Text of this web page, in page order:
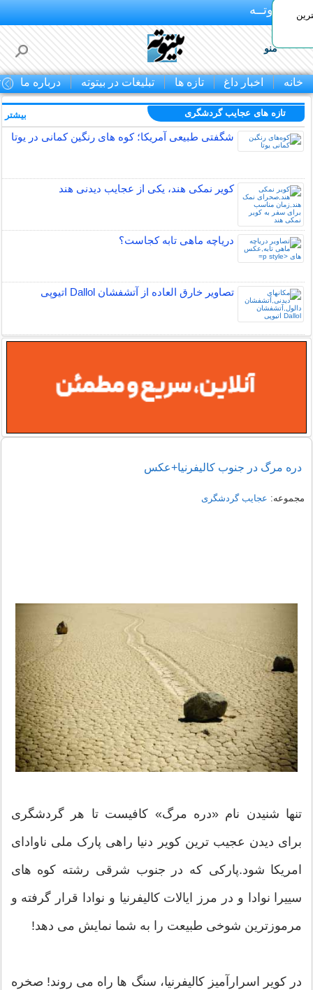
بـیتوتــه
منو
خانه اخبار داغ تازه ها تبلیغات در بیتوته درباره ما
تازه های عجایب گردشگری
شگفتی طبیعی آمریکا؛ کوه های رنگین کمانی در یوتا
کویر نمکی هند، یکی از عجایب دیدنی هند
دریاچه ماهی تابه کجاست؟
تصاویر خارق العاده از آتشفشان Dallol اتیوپی
بیشتر
دره مرگ در جنوب کالیفرنیا+عکس
مجموعه: عجایب گردشگری
تنها شنیدن نام «دره مرگ» کافیست تا هر گردشگری
برای دیدن عجیب ترین کویر دنیا راهی پارک ملی ناوادای
امریکا شود.پارکی که در جنوب شرقی رشته کوه های
سییرا نوادا و در مرز ایالات کالیفرنیا و نوادا قرار گرفته و
مرموزترین شوخی طبیعت را به شما نمایش می دهد!
در کویر اسرارآمیز کالیفرنیا، سنگ ها راه می روند! صخره